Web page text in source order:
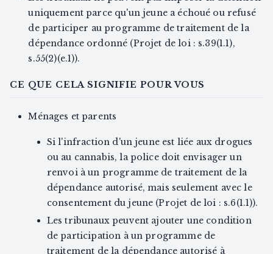
uniquement parce qu'un jeune a échoué ou refusé
de participer au programme de traitement de la
dépendance ordonné (Projet de loi : s.39(1.1),
s.55(2)(e.1)).
CE QUE CELA SIGNIFIE POUR VOUS
Ménages et parents
Si l'infraction d'un jeune est liée aux drogues
ou au cannabis, la police doit envisager un
renvoi à un programme de traitement de la
dépendance autorisé, mais seulement avec le
consentement du jeune (Projet de loi : s.6(1.1)).
Les tribunaux peuvent ajouter une condition
de participation à un programme de
traitement de la dépendance autorisé à